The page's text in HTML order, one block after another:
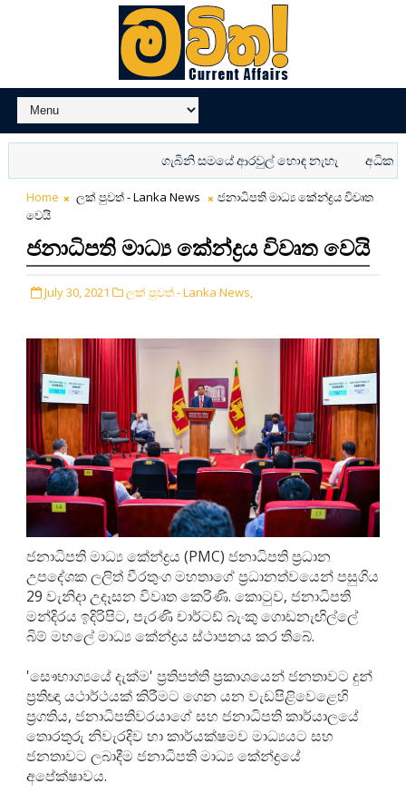
ගැබිනි සමයේ ආරවුල් හොඳ නැහැ අධික උණුසුම
Home ලක් පුවත් - Lanka News
ජනාධිපති මාධ්‍ය කේන්ද්‍රය විවෘත
වෙයි
ජනාධිපති මාධ්‍ය කේන්ද්‍රය විවෘත වෙයි
July 30, 2021 ලක් පුවත් - Lanka News,
ජනාධිපති මාධ්‍ය කේන්ද්‍රය (PMC) ජනාධිපති ප්‍රධාන
උපදේශක ලලිත් වීරතුංග මහතාගේ ප්‍රධානත්වයෙන් පසුගිය
29 වැනිදා උදෑසන විවෘත කෙරිණි. කොටුව, ජනාධිපති
මන්දිරය ඉදිරිපිට, පැරණි චාර්ටඩ් බැංකු ගොඩනැඟිල්ලේ
බිම් මහලේ මාධ්‍ය කේන්ද්‍රය ස්ථාපනය කර තිබේ.
'සෞභාග්‍යයේ දැක්ම' ප්‍රතිපත්ති ප්‍රකාශයෙන් ජනතාවට දුන්
ප්‍රතිඥා යථාර්ථයක් කිරීමට ගෙන යන වැඩපිළිවෙළෙහි
ප්‍රගතිය, ජනාධිපතිවරයාගේ සහ ජනාධිපති කාර්යාලයේ
තොරතුරු නිවැරදිව හා කාර්යක්ෂමව මාධ්‍යයට සහ
ජනතාවට ලබාදීම ජනාධිපති මාධ්‍ය කේන්ද්‍රයේ
අපේක්ෂාවය.